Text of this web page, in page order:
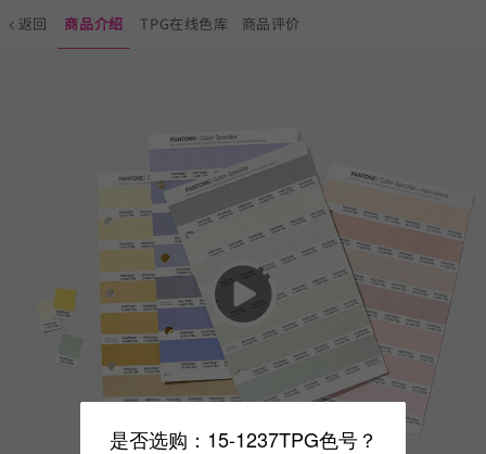
返回 商品介绍 TPG在线色库 商品评价
是否选购：15-1237TPG色号？